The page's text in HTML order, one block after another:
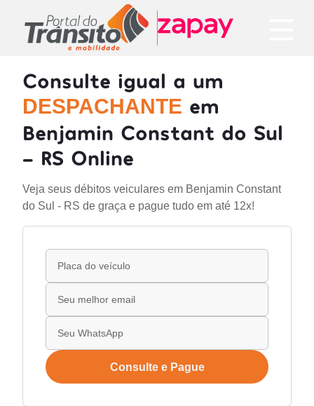
Consulte igual a um
DESPACHANTE em
Benjamin Constant do Sul
- RS Online
Veja seus débitos veiculares em Benjamin Constant
do Sul - RS de graça e pague tudo em até 12x!
Consulte e Pague